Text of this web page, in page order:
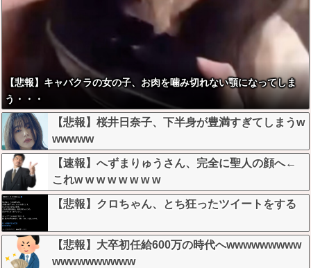
【悲報】キャバクラの女の子、お肉を噛み切れない顎になってしま
う・・・
【悲報】桜井日奈子、下半身が豊満すぎてしまうw
wwwww
【速報】へずまりゅうさん、完全に聖人の顔へ←
これw w w w w w w w
【悲報】クロちゃん、とち狂ったツイートをする
【悲報】大卒初任給600万の時代へwwwwwwwww
wwwwwwwwww